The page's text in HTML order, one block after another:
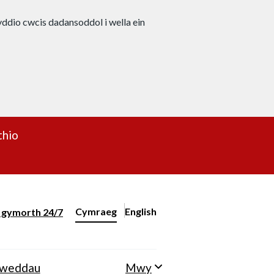
cwcis dadansoddol i wella ein
gymorth 24/7
Newid iaith y wefan
Cymraeg English
– Change the language to English
Mwy